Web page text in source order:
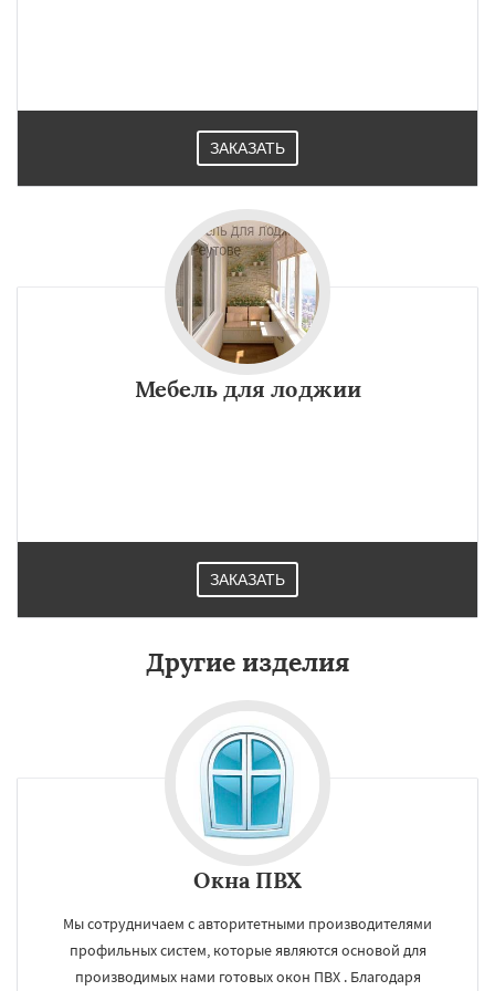
ЗАКАЗАТЬ
Мебель для лоджии
ЗАКАЗАТЬ
Другие изделия
Окна ПВХ
Мы сотрудничаем с авторитетными производителями
профильных систем, которые являются основой для
производимых нами готовых окон ПВХ . Благодаря